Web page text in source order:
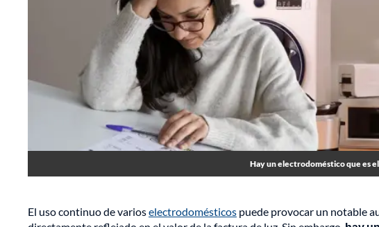
Hay un electrodoméstico que es
El uso continuo de varioselectrodomésticos puede provocar un notable